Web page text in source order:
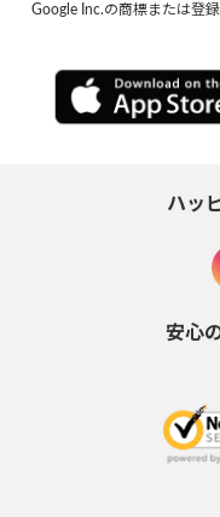
Google Inc.の商標または登録
ハッ
安心